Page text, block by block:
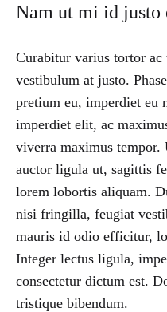
Nam ut mi id
Curabitur varius tortor ac
vestibulum at justo.
pretium eu, imperdiet eu
imperdiet elit, ac
viverra maximus tempor.
auctor ligula ut, sagittis
lorem lobortis aliquam.
nisi fringilla, feugiat
mauris id odio efficitur,
Integer lectus ligula,
consectetur dictum est.
tristique bibendum.